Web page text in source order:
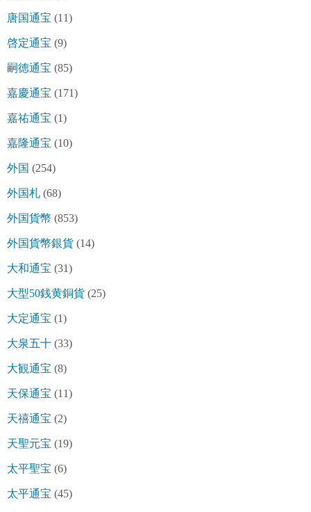
唐国通宝 (11)
啓定通宝 (9)
嗣徳通宝 (85)
嘉慶通宝 (171)
嘉祐通宝 (1)
嘉隆通宝 (10)
外国 (254)
外国札 (68)
外国貨幣 (853)
外国貨幣銀貨 (14)
大和通宝 (31)
大型50銭黄銅貨 (25)
大定通宝 (1)
大泉五十 (33)
大観通宝 (8)
天保通宝 (11)
天禧通宝 (2)
天聖元宝 (19)
太平聖宝 (6)
太平通宝 (45)